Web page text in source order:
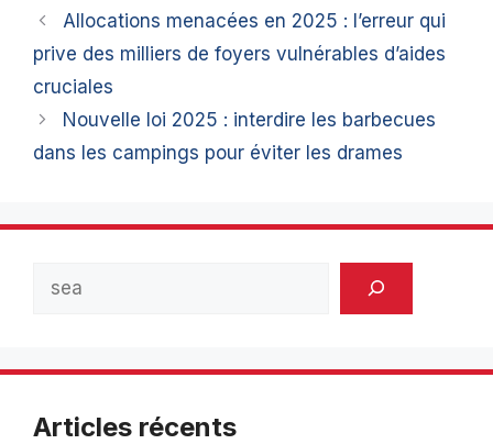
Allocations menacées en 2025 : l’erreur qui
prive des milliers de foyers vulnérables d’aides
cruciales
Nouvelle loi 2025 : interdire les barbecues
dans les campings pour éviter les drames
Articles récents